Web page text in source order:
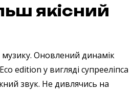
якісний
Оновлений динамік
edition у вигляді супрееліпса
звук. Не дивлячись на